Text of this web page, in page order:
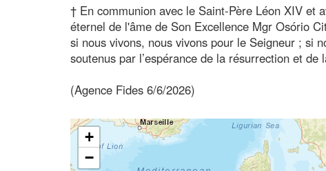
† En communion avec le Saint-Père Léon XIV et
éternel de l'âme de Son Excellence Mgr Osório
si nous vivons, nous vivons pour le Seigneur ; si
soutenus par l’espérance de la résurrection et de
(Agence Fides 6/6/2026)
+
−